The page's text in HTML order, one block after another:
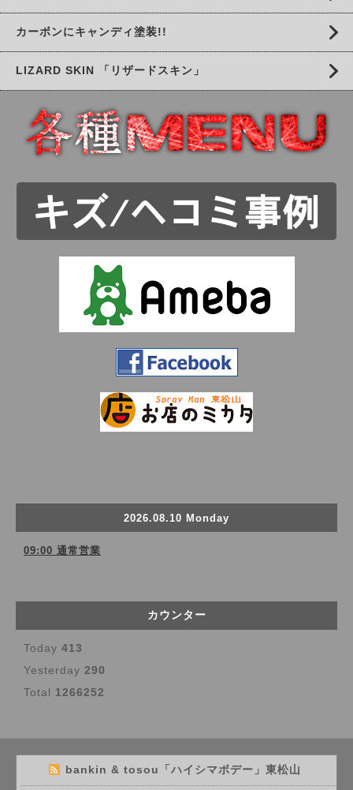
カーボンにキャンディ塗装!!
LIZARD SKIN 「リザードスキン」
2026.08.10 Monday
09:00 通常営業
カウンター
Today 413
Yesterday 290
Total 1266252
bankin & tosou「ハイシマボデー」東松山